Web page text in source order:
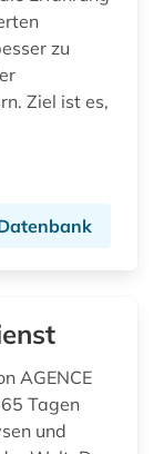
zu
Ziel ist es,
AGENCE
Tagen
und